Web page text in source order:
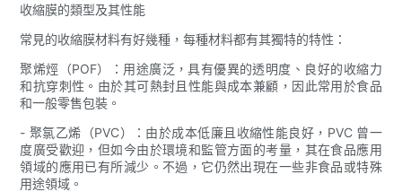
收縮膜的類型及其性能
常見的收縮膜材料有好幾種，每種材料都有其獨特的特性：
聚烯烴（POF）：用途廣泛，具有優異的透明度、良好​​的收縮力
和抗穿刺性。由於其可熱封且性能與成本兼顧，因此常用於食品
和一般零售包裝。
- 聚氯乙烯（PVC）：由於成本低廉且收縮性能良好，PVC 曾一
度廣受歡迎，但如今由於環境和監管方面的考量，其在食品應用
領域的應用已有所減少。不過，它仍然出現在一些非食品或特殊
用途領域。